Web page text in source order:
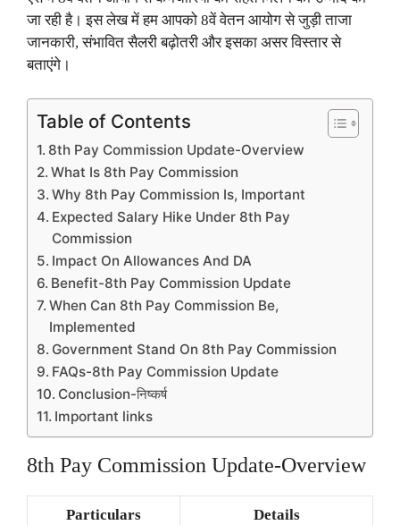
जा रही है। इस लेख में हम आपको 8वें वेतन आयोग से जुड़ी ताजा
जानकारी, संभावित सैलरी बढ़ोतरी और इसका असर विस्तार से
बताएंगे।
Table of Contents
8th Pay Commission Update-Overview
What Is 8th Pay Commission
Why 8th Pay Commission Is, Important
Expected Salary Hike Under 8th Pay
Commission
Impact On Allowances And DA
Benefit-8th Pay Commission Update
When Can 8th Pay Commission Be,
Implemented
Government Stand On 8th Pay Commission
FAQs-8th Pay Commission Update
Conclusion-निष्कर्ष
Important links
8th Pay Commission Update-Overview
Particulars Details